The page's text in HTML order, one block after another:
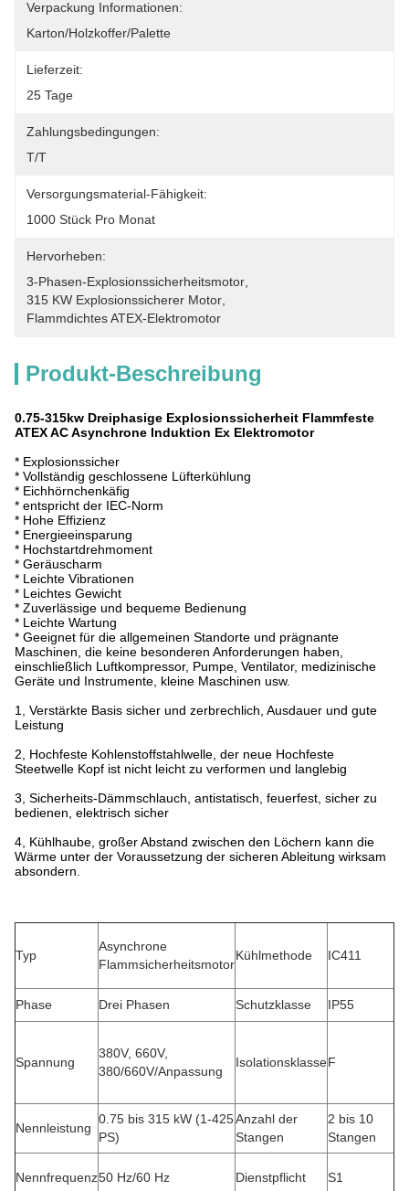
Verpackung Informationen:
Karton/Holzkoffer/Palette
Lieferzeit:
25 Tage
Zahlungsbedingungen:
T/T
Versorgungsmaterial-Fähigkeit:
1000 Stück Pro Monat
Hervorheben:
3-Phasen-Explosionssicherheitsmotor
315 KW Explosionssicherer Motor
Flammdichtes ATEX-Elektromotor
Produkt-Beschreibung
0.75-315kw Dreiphasige Explosionssicherheit Flammfeste
ATEX AC Asynchrone Induktion Ex Elektromotor
* Explosionssicher
* Vollständig geschlossene Lüfterkühlung
* Eichhörnchenkäfig
* entspricht der IEC-Norm
* Hohe Effizienz
* Energieeinsparung
* Hochstartdrehmoment
* Geräuscharm
* Leichte Vibrationen
* Leichtes Gewicht
* Zuverlässige und bequeme Bedienung
* Leichte Wartung
* Geeignet für die allgemeinen Standorte und prägnante
Maschinen, die keine besonderen Anforderungen haben,
einschließlich Luftkompressor, Pumpe, Ventilator, medizinische
Geräte und Instrumente, kleine Maschinen usw.
1, Verstärkte Basis sicher und zerbrechlich, Ausdauer und gute
Leistung
2, Hochfeste Kohlenstoffstahlwelle, der neue Hochfeste
Steetwelle Kopf ist nicht leicht zu verformen und langlebig
3, Sicherheits-Dämmschlauch, antistatisch, feuerfest, sicher zu
bedienen, elektrisch sicher
4, Kühlhaube, großer Abstand zwischen den Löchern kann die
Wärme unter der Voraussetzung der sicheren Ableitung wirksam
absondern.
Typ
Asynchrone
Flammsicherheitsmotor
Kühlmethode IC411
Phase Drei Phasen Schutzklasse IP55
Spannung
380V, 660V,
380/660V/Anpassung
IsolationsklasseF
Nennleistung
0.75 bis 315 kW (1-425
PS)
Anzahl der
Stangen
2 bis 10
Stangen
Nennfrequenz50 Hz/60 Hz Dienstpflicht S1